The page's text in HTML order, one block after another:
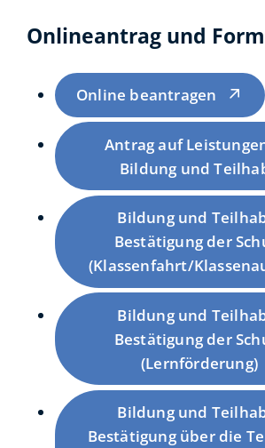
Onlineantrag und
Online beantragen
Antrag auf
Bildung und
Bildung und
Bestätigung der
(Klassenfahrt/
Bildung und
Bestätigung der
(Lernförderung)
Bildung und
Bestätigung über die